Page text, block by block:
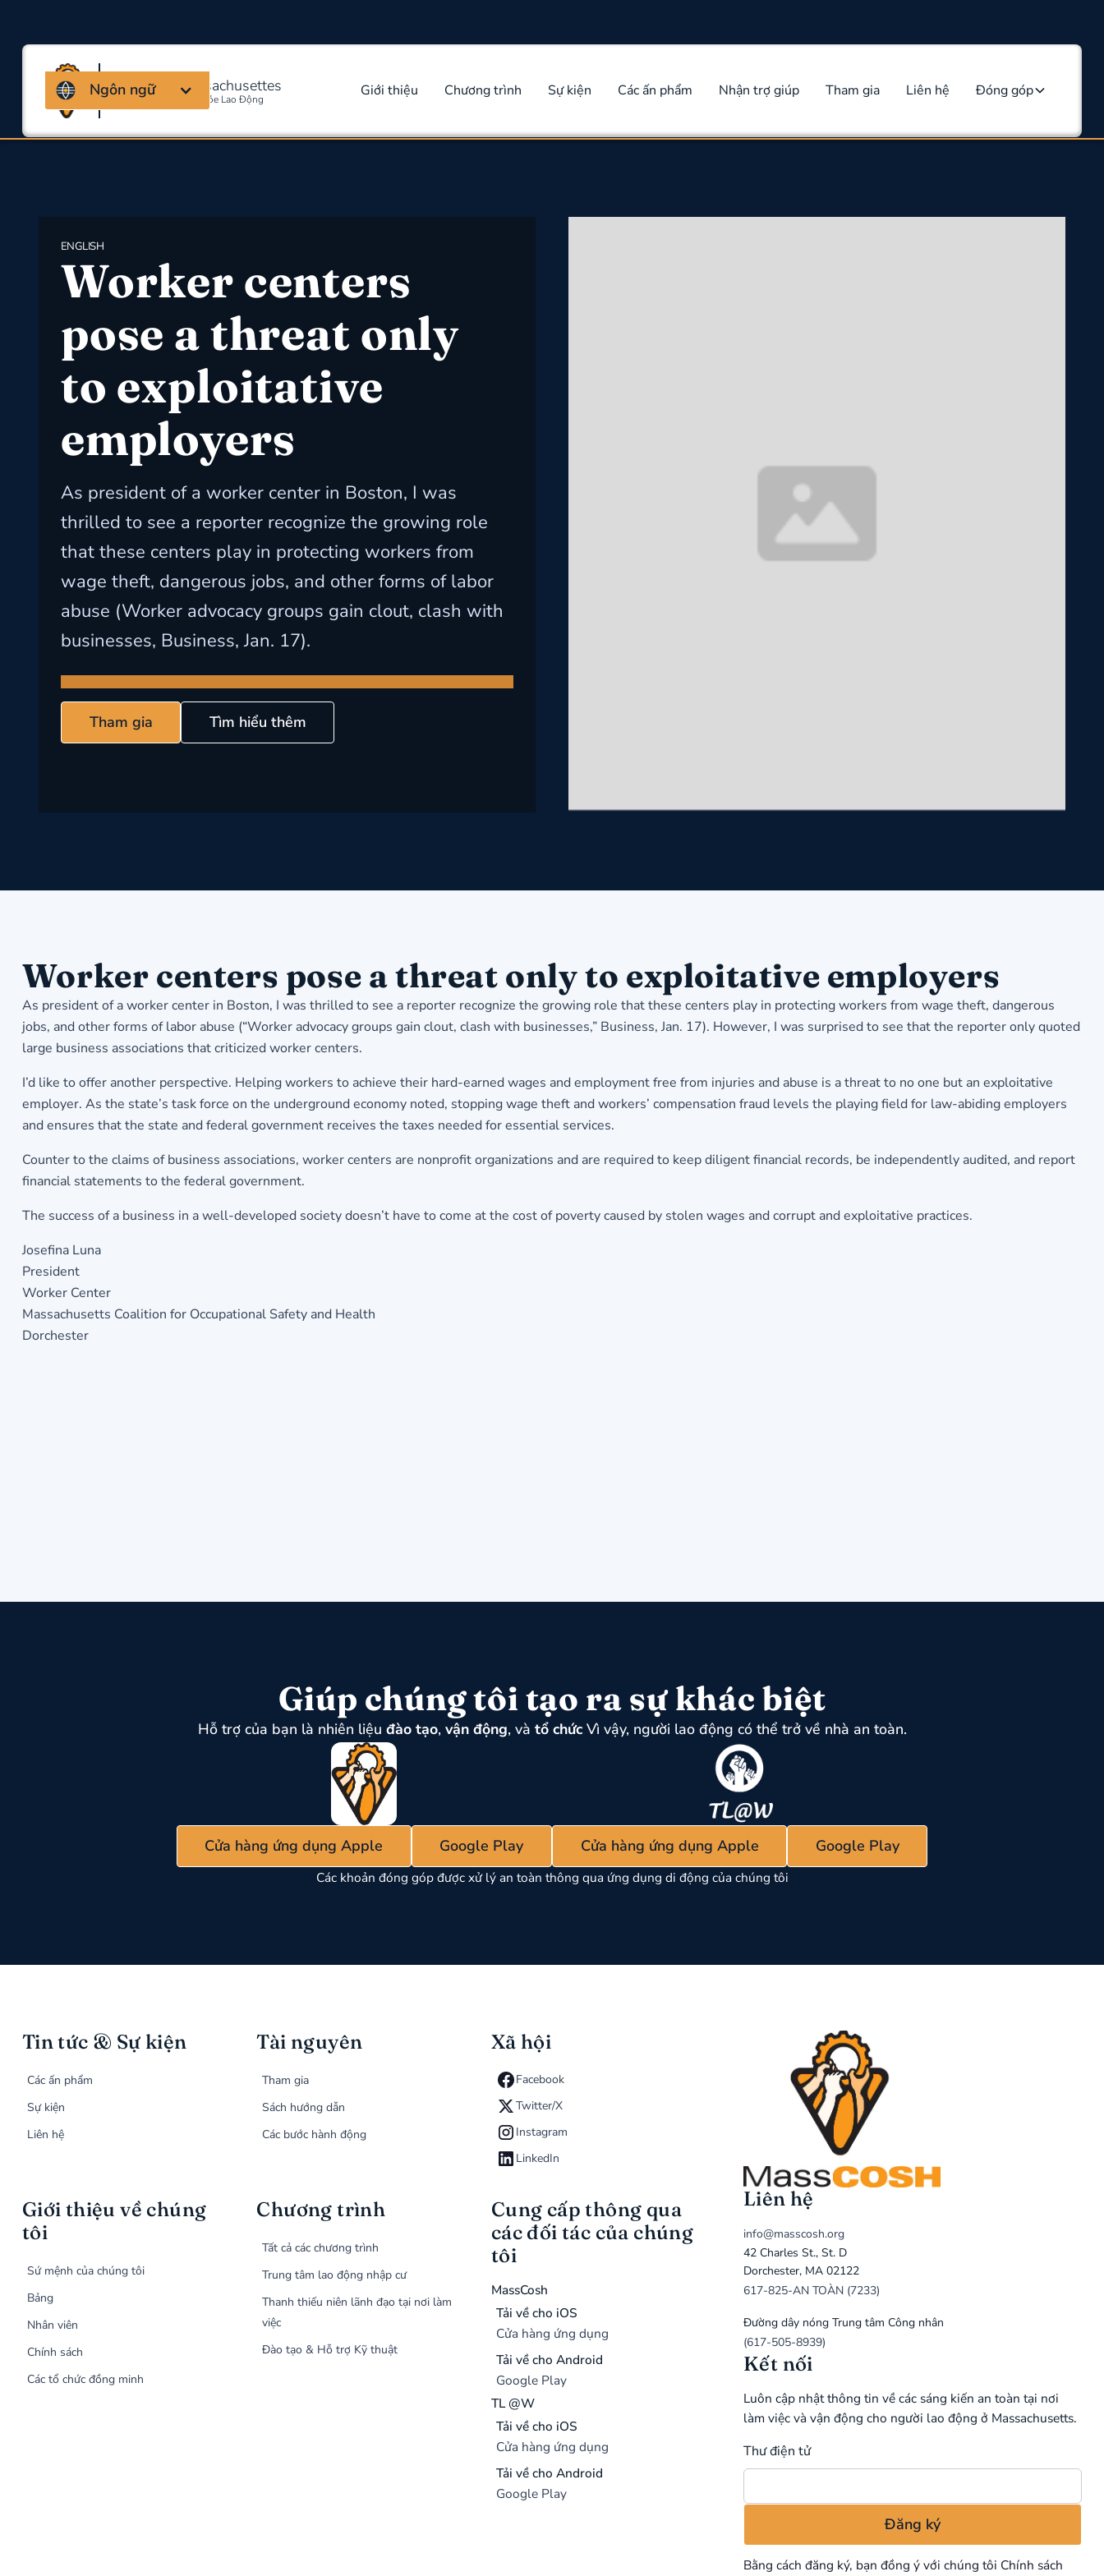
Liên minh Massachusettes
Về An Toàn Và Sức Khỏe Lao Động Giới thiệu Chương trình Sự kiện Các ấn phẩm Nhận trợ giúp Tham gia Liên hệ Đóng góp
Ngôn ngữ
ENGLISH
Worker centers
pose a threat only
to exploitative
employers
As president of a worker center in Boston, I was
thrilled to see a reporter recognize the growing role
that these centers play in protecting workers from
wage theft, dangerous jobs, and other forms of labor
abuse (Worker advocacy groups gain clout, clash with
businesses, Business, Jan. 17).
Tham gia Tìm hiểu thêm
Worker centers pose a threat only to exploitative employers
As president of a worker center in Boston, I was thrilled to see a reporter recognize the growing role that these centers play in protecting workers from wage theft, dangerous
jobs, and other forms of labor abuse (“Worker advocacy groups gain clout, clash with businesses,” Business, Jan. 17). However, I was surprised to see that the reporter only quoted
large business associations that criticized worker centers.
I’d like to offer another perspective. Helping workers to achieve their hard-earned wages and employment free from injuries and abuse is a threat to no one but an exploitative
employer. As the state’s task force on the underground economy noted, stopping wage theft and workers’ compensation fraud levels the playing field for law-abiding employers
and ensures that the state and federal government receives the taxes needed for essential services.
Counter to the claims of business associations, worker centers are nonprofit organizations and are required to keep diligent financial records, be independently audited, and report
financial statements to the federal government.
The success of a business in a well-developed society doesn’t have to come at the cost of poverty caused by stolen wages and corrupt and exploitative practices.
Josefina Luna
President
Worker Center
Massachusetts Coalition for Occupational Safety and Health
Dorchester
Giúp chúng tôi tạo ra sự khác biệt
Hỗ trợ của bạn là nhiên liệu đào tạo, vận động, và tổ chứcVì vậy, người lao động có thể trở về nhà an toàn.
Cửa hàng ứng dụng Apple Google Play Cửa hàng ứng dụng Apple Google Play
Các khoản đóng góp được xử lý an toàn thông qua ứng dụng di động của chúng tôi
Tin tức & Sự kiện
Các ấn phẩm
Sự kiện
Liên hệ
Tài nguyên
Tham gia
Sách hướng dẫn
Các bước hành động
Xã hội
Facebook
Twitter/X
Instagram
LinkedIn
Giới thiệu về chúng
tôi
Sứ mệnh của chúng tôi
Bảng
Nhân viên
Chính sách
Các tổ chức đồng minh
Chương trình
Tất cả các chương trình
Trung tâm lao động nhập cư
Thanh thiếu niên lãnh đạo tại nơi làm
việc
Đào tạo & Hỗ trợ Kỹ thuật
Cung cấp thông qua
các đối tác của chúng
tôi
MassCosh
Tải về cho iOS
Cửa hàng ứng dụng
Tải về cho Android
Google Play
TL @W
Tải về cho iOS
Cửa hàng ứng dụng
Tải về cho Android
Google Play
Liên hệ
info@masscosh.org
42 Charles St., St. D
Dorchester, MA 02122
617-825-AN TOÀN (7233)
Đường dây nóng Trung tâm Công nhân
(617-505-8939)
Kết nối
Luôn cập nhật thông tin về các sáng kiến an toàn tại nơi
làm việc và vận động cho người lao động ở Massachusetts.
Thư điện tử
Bằng cách đăng ký, bạn đồng ý với chúng tôi Chính sách